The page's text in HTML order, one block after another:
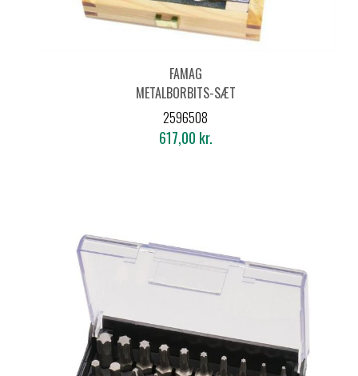
FAMAG
METALBORBITS-SÆT
HSS-G 3,0 - 10,0MM
M/BITSHOLDER
**UDGÅR**
2596508
617,00 kr.